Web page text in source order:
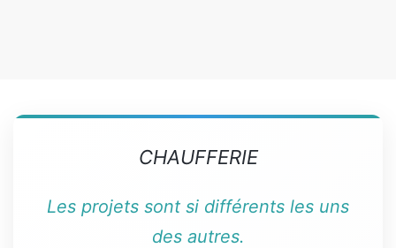
CHAUFFERIE
Les projets sont si différents les uns
des autres.